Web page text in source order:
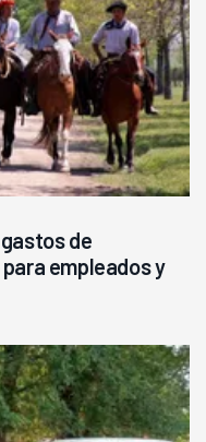
de
empleados y